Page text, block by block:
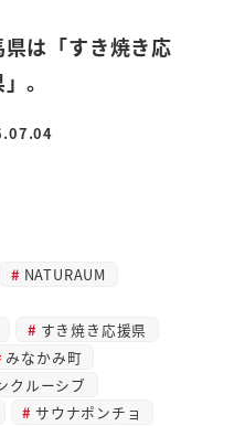
県は「すき焼き応
。
NATURAUM
すき焼き応援県
みなかみ町
クルーシブ
サウナポンチョ